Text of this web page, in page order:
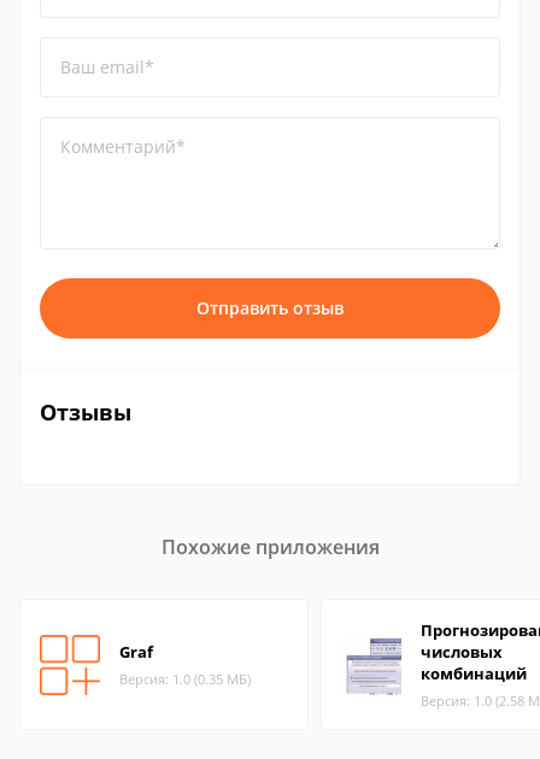
Ваш email*
Комментарий*
Отправить отзыв
Отзывы
Похожие приложения
Graf
Версия: 1.0 (0.35 МБ)
числовых
комбинаций
Версия: 1.0 (2.58